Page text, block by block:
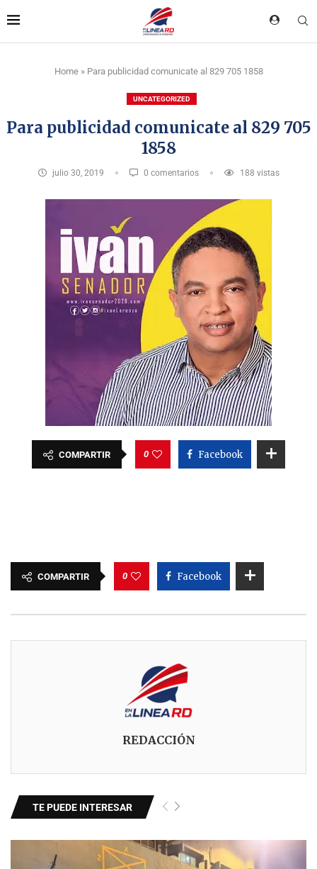
Home» Para publicidad comunicate al 829 705 1858
UNCATEGORIZED
Para publicidad comunicate al 829 705
1858
julio 30, 2019 0 comentarios 188 vistas
COMPARTIR 0 Facebook
COMPARTIR 0 Facebook
REDACCIÓN
TE PUEDE INTERESAR